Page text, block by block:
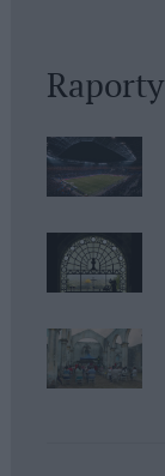
Raporty